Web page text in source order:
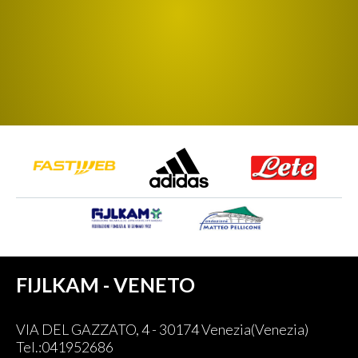
FIJLKAM - VENETO
VIA DEL GAZZATO, 4 - 30174 Venezia(Venezia)
Tel.:041952686